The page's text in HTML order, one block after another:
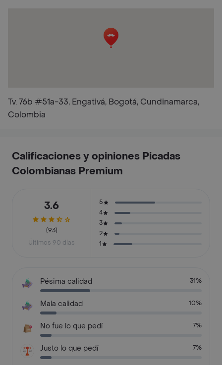
Tv. 76b #51a-33, Engativá, Bogotá, Cundinamarca,
Colombia
Calificaciones y opiniones Picadas
Colombianas Premium
3.6
(93)
Últimos 90 días
5
4
3
2
1
Pésima calidad 31%
Mala calidad 10%
No fue lo que pedí 7%
Justo lo que pedí 7%